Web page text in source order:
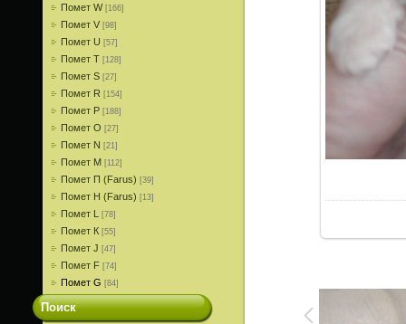
Помет W [166]
Помет V [98]
Помет U [57]
Помет T [128]
Помет S [27]
Помет R [154]
Помет P [188]
Помет О [27]
Помет N [21]
Помет M [112]
Помет П (Farus) [39]
Помет Н (Farus) [13]
Помет L [78]
Помет К [55]
Помет J [47]
Помет F [74]
Помет G [84]
Поиск